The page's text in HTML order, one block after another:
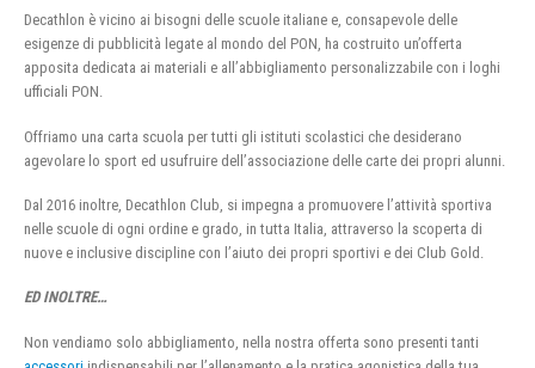
Decathlon è vicino ai bisogni delle scuole italiane e, consapevole delle
esigenze di pubblicità legate al mondo del PON, ha costruito un’offerta
apposita dedicata ai materiali e all’abbigliamento personalizzabile con i loghi
ufficiali PON.
Offriamo una carta scuola per tutti gli istituti scolastici che desiderano
agevolare lo sport ed usufruire dell’associazione delle carte dei propri alunni.
Dal 2016 inoltre, Decathlon Club, si impegna a promuovere l’attività sportiva
nelle scuole di ogni ordine e grado, in tutta Italia, attraverso la scoperta di
nuove e inclusive discipline con l’aiuto dei propri sportivi e dei Club Gold.
ED INOLTRE…
Non vendiamo solo abbigliamento, nella nostra offerta sono presenti tanti